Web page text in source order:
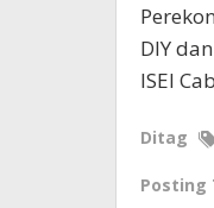
DIY
ISEI
Ditag
Posting